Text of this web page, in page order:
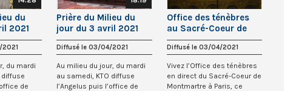
du
2021
du
de
du mardi
diffuse
de
Prière du Milieu du
jour du 3 avril 2021
des Bénédictines du
Sacré-Coeur de
Montmartre
Diffusé le 03/04/2021
Au milieu du jour, du mardi
au samedi, KTO diffuse
l’Angelus puis l’office de
Office des ténèbres
au Sacré-Coeur de
Montmartre
Diffusé le 03/04/2021
Vivez l’Office des ténèbres
en direct du Sacré-Coeur de
Montmartre à Paris, ce